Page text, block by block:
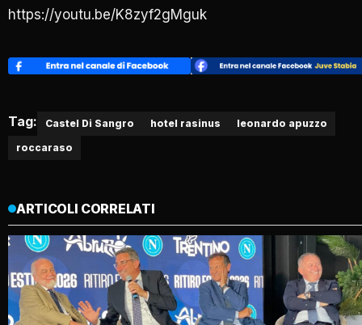
https://youtu.be/K8zyf2gMguk
Tag: Castel Di Sangro hotel rasinus
leonardo apuzzo
roccaraso
ARTICOLI CORRELATI